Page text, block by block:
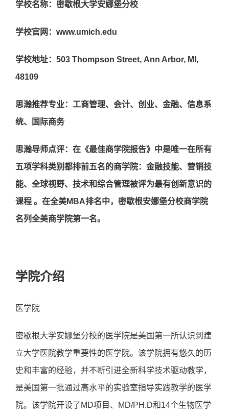
学校名称：密歇根大学安娜堡分校
学校官网：www.umich.edu
学校地址：503 Thompson Street, Ann Arbor, MI,
48109
思瀚推荐专业：工商管理、会计、创业、金融、信息系
统、国际商务
思瀚导师点评：在《最佳商学院报告》中是唯一在所有
五项学科类别都排前五名的商学院：金融技能、营销技
能、全球视野、技术和综合管理被评为最有创新意识的
课程 。在全美MBA排名中，密歇根安娜堡分校商学院
名列全美商学院第一名。
学院介绍
医学院
密歇根大学安娜堡分校的医学院是美国第一所认识到建
立大学医院教学重要性的医学院。该学院拥有悠久的历
史和丰富的经验，并不断引进全新科学技术驱动教学，
是美国第一批通过高水平的实验室指导实践教学的医学
院。该学院开设了MD项目、MD/PH.D和14个生物医学